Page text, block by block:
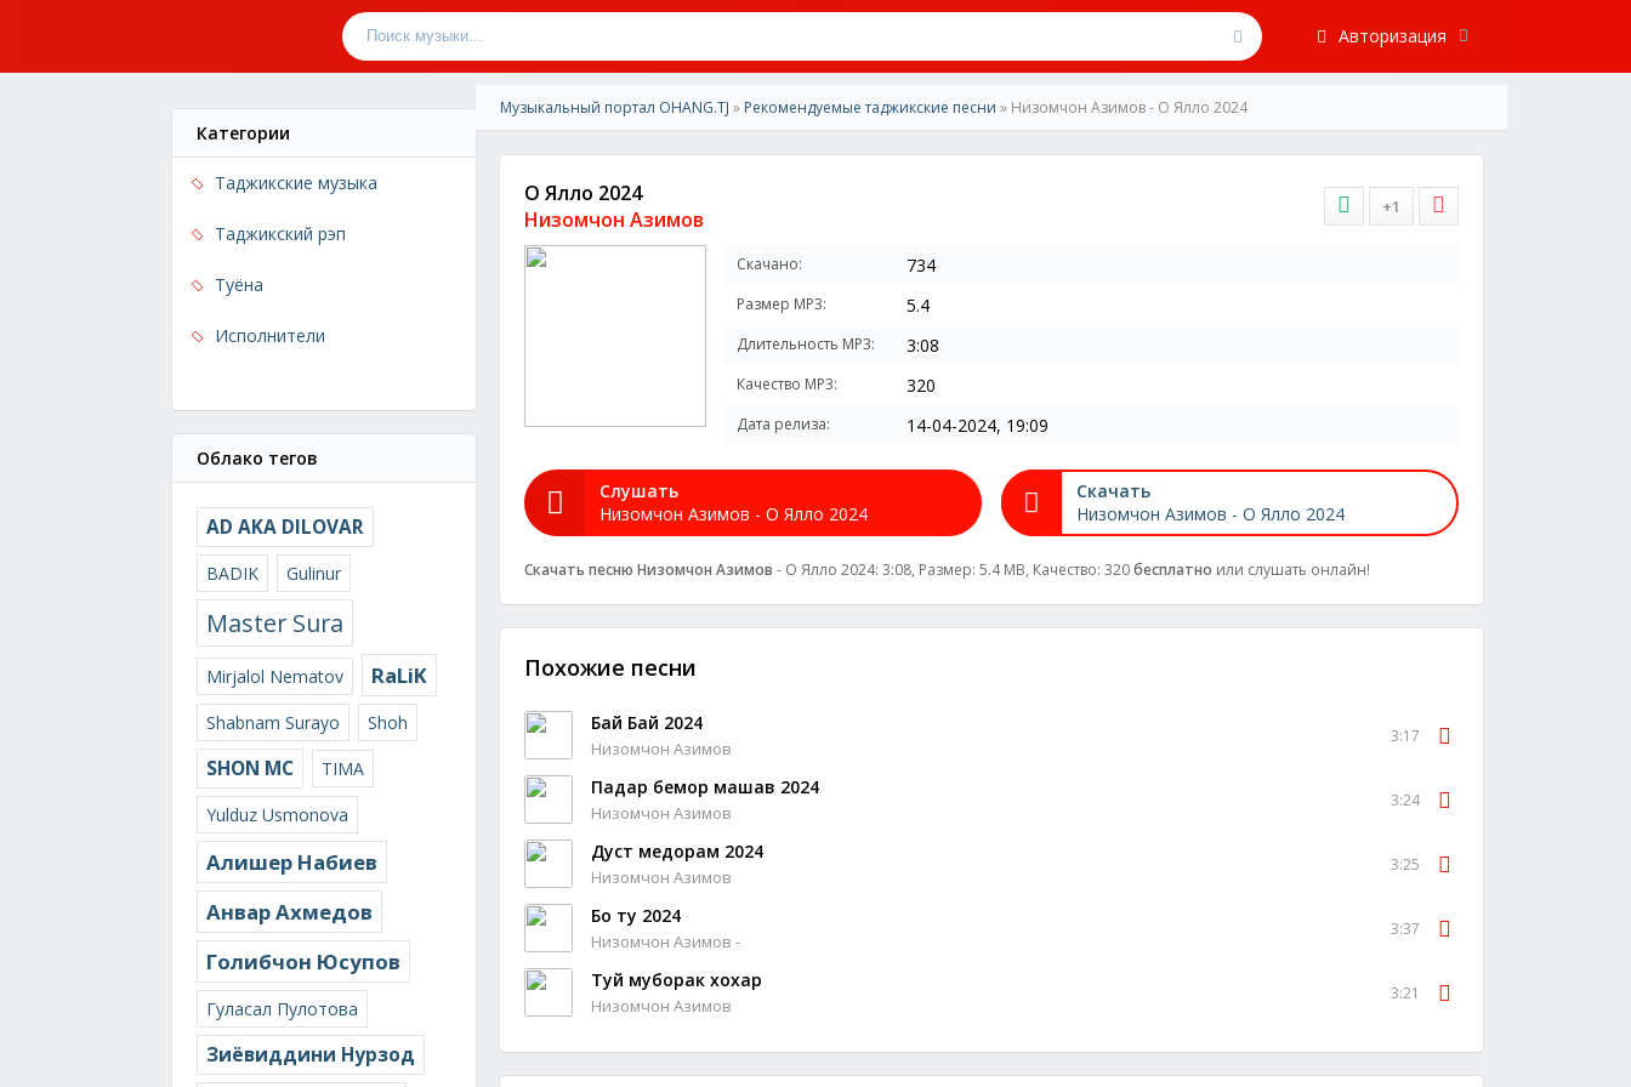
Авторизация
Категории
Таджикские музыка
Таджикский рэп
Туёна
Исполнители
Облако тегов
AD AKA DILOVAR
BADIK Gulinur
Master Sura
Mirjalol Nematov RaLiK
Shabnam Surayo Shoh
SHON MC
TIMA
Yulduz Usmonova
Алишер Набиев
Анвар Ахмедов
Голибчон Юсупов
Гуласал Пулотова
Зиёвиддини Нурзод
Музыкальный портал OHANG.TJ » Рекомендуемые таджикские песни » Низомчон Азимов - О Ялло 2024
О Ялло 2024
Низомчон Азимов
+1
Скачано: 734
Размер MP3: 5.4
Длительность MP3: 3:08
Качество MP3: 320
Дата релиза: 14-04-2024, 19:09
Слушать
Низомчон Азимов - О Ялло 2024
Скачать
Низомчон Азимов - О Ялло 2024
Скачать песню Низомчон Азимов - О Ялло 2024: 3:08, Размер: 5.4 MB, Качество: 320бесплатно или слушать онлайн!
Похожие песни
Бай Бай 2024
Низомчон Азимов
3:17
Падар бемор машав 2024
Низомчон Азимов
3:24
Дуст медорам 2024
Низомчон Азимов
3:25
Бо ту 2024
Низомчон Азимов -
3:37
Туй муборак хохар
Низомчон Азимов
3:21